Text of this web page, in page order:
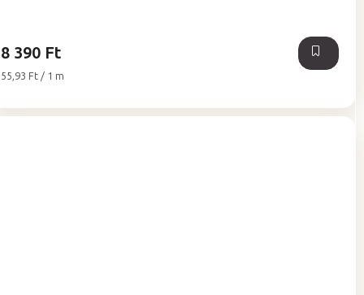
8 390 Ft
Egységár:
55,93 Ft / 1 m